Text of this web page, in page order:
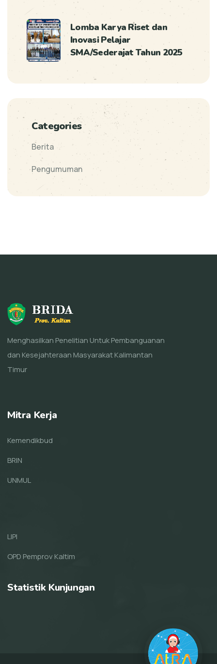
Lomba Karya Riset dan
Inovasi Pelajar
SMA/Sederajat Tahun 2025
Categories
Berita
Pengumuman
Menghasilkan Penelitian Untuk Pembanguanan
dan Kesejahteraan Masyarakat Kalimantan
Timur
Mitra Kerja
Kemendikbud
BRIN
UNMUL
LIPI
OPD Pemprov Kaltim
Statistik Kunjungan